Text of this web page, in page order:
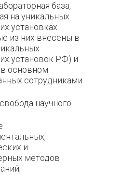
база,
на уникальных
установках
из них внесены в
установок РФ) и
основном
сотрудниками
научного
и
методов